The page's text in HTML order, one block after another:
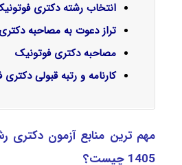
انتخاب رشته دکتری
تراز دعوت به مصاحبه
مصاحبه دکتری فوتونیک
کارنامه و رتبه قبولی
مهم ترین منابع آزمون دکتری
1405 چیست؟